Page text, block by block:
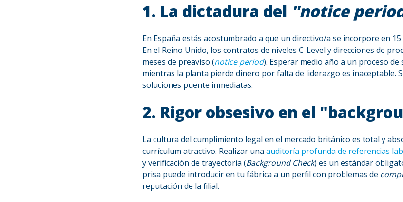
1. La dictadura del "notice
En España estás acostumbrado a que un directivo/a se incorpore en
En el Reino Unido, los contratos de niveles C-Level y direcciones de
meses de preaviso (notice period). Esperar medio año a un proceso de
mientras la planta pierde dinero por falta de liderazgo es inaceptable.
soluciones puente inmediatas.
2. Rigor obsesivo en el
La cultura del cumplimiento legal en el mercado británico es total y
currículum atractivo. Realizar una auditoría profunda de referencias
y verificación de trayectoria (Background Check) es un estándar
prisa puede introducir en tu fábrica a un perfil con problemas de
reputación de la filial.